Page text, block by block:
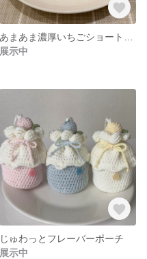
展示中
じゅわっとフレーバーポーチ
展示中